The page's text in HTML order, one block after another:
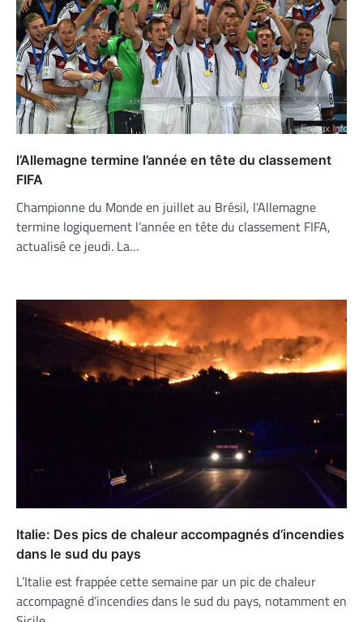
l’Allemagne termine l’année en tête du classement
FIFA
Championne du Monde en juillet au Brésil, l’Allemagne
termine logiquement l’année en tête du classement FIFA,
actualisé ce jeudi. La…
Italie: Des pics de chaleur accompagnés d’incendies
dans le sud du pays
L’Italie est frappée cette semaine par un pic de chaleur
accompagné d’incendies dans le sud du pays, notamment en